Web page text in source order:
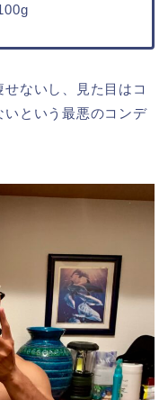
ないし、見た目はコ
という最悪のコンデ